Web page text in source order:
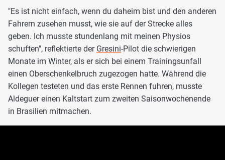
"Es ist nicht einfach, wenn du daheim bist und den anderen
Fahrern zusehen musst, wie sie auf der Strecke alles
geben. Ich musste stundenlang mit meinen Physios
schuften", reflektierte der Gresini-Pilot die schwierigen
Monate im Winter, als er sich bei einem Trainingsunfall
einen Oberschenkelbruch zugezogen hatte. Während die
Kollegen testeten und das erste Rennen fuhren, musste
Aldeguer einen Kaltstart zum zweiten Saisonwochenende
in Brasilien mitmachen.